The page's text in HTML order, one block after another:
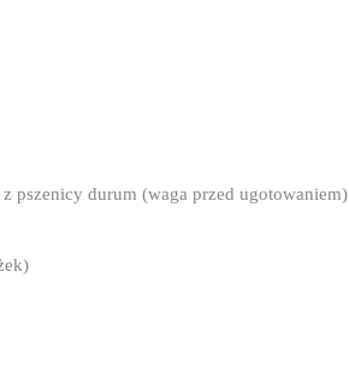
pszenicy durum (waga przed ugotowaniem)